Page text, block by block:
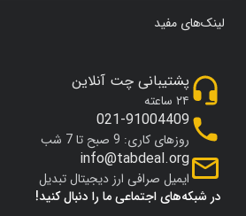
لینک‌های مفید
در شبکه‌های اجتماعی ما را دنبال کنید!
پشتیبانی چت آنلاین
۲۴ ساعته
021-91004409
روزهای کاری: 9 صبح تا 7 شب
info@tabdeal.org
ایمیل صرافی ارز دیجیتال تبدیل